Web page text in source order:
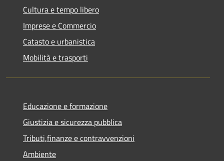
Cultura e tempo libero
Imprese e Commercio
Catasto e urbanistica
Mobilità e trasporti
Educazione e formazione
Giustizia e sicurezza pubblica
Tributi,finanze e contravvenzioni
Ambiente